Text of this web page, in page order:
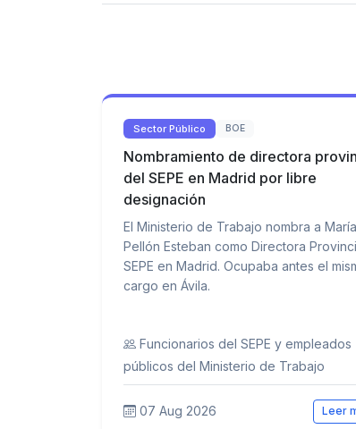
Sector Público BOE
Nombramiento de directora
del SEPE en Madrid por libre
designación
El Ministerio de Trabajo nombra a
Pellón Esteban como Directora
SEPE en Madrid. Ocupaba antes el
cargo en Ávila.
Funcionarios del SEPE y empleados
públicos del Ministerio de Trabajo
07 Aug 2026 Leer